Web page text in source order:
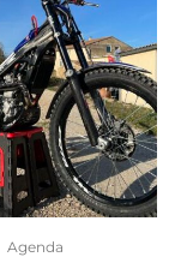
Agenda